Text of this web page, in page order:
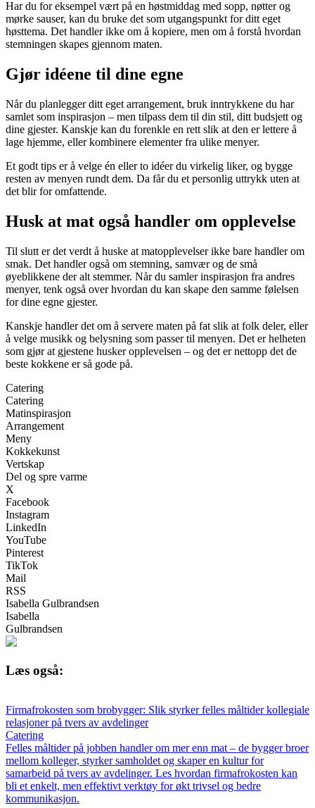
Har du for eksempel vært på en høstmiddag med sopp, nøtter og
mørke sauser, kan du bruke det som utgangspunkt for ditt eget
høsttema. Det handler ikke om å kopiere, men om å forstå hvordan
stemningen skapes gjennom maten.
Gjør idéene til dine egne
Når du planlegger ditt eget arrangement, bruk inntrykkene du har
samlet som inspirasjon – men tilpass dem til din stil, ditt budsjett og
dine gjester. Kanskje kan du forenkle en rett slik at den er lettere å
lage hjemme, eller kombinere elementer fra ulike menyer.
Et godt tips er å velge én eller to idéer du virkelig liker, og bygge
resten av menyen rundt dem. Da får du et personlig uttrykk uten at
det blir for omfattende.
Husk at mat også handler om opplevelse
Til slutt er det verdt å huske at matopplevelser ikke bare handler om
smak. Det handler også om stemning, samvær og de små
øyeblikkene der alt stemmer. Når du samler inspirasjon fra andres
menyer, tenk også over hvordan du kan skape den samme følelsen
for dine egne gjester.
Kanskje handler det om å servere maten på fat slik at folk deler, eller
å velge musikk og belysning som passer til menyen. Det er helheten
som gjør at gjestene husker opplevelsen – og det er nettopp det de
beste kokkene er så gode på.
Catering
Catering
Matinspirasjon
Arrangement
Meny
Kokkekunst
Vertskap
Del og spre varme
X
Facebook
Instagram
LinkedIn
YouTube
Pinterest
TikTok
Mail
RSS
Isabella Gulbrandsen
Isabella
Gulbrandsen
Læs også:
Firmafrokosten som brobygger: Slik styrker felles måltider kollegiale
relasjoner på tvers av avdelinger
Catering
Felles måltider på jobben handler om mer enn mat – de bygger broer
mellom kolleger, styrker samholdet og skaper en kultur for
samarbeid på tvers av avdelinger. Les hvordan firmafrokosten kan
bli et enkelt, men effektivt verktøy for økt trivsel og bedre
kommunikasjon.